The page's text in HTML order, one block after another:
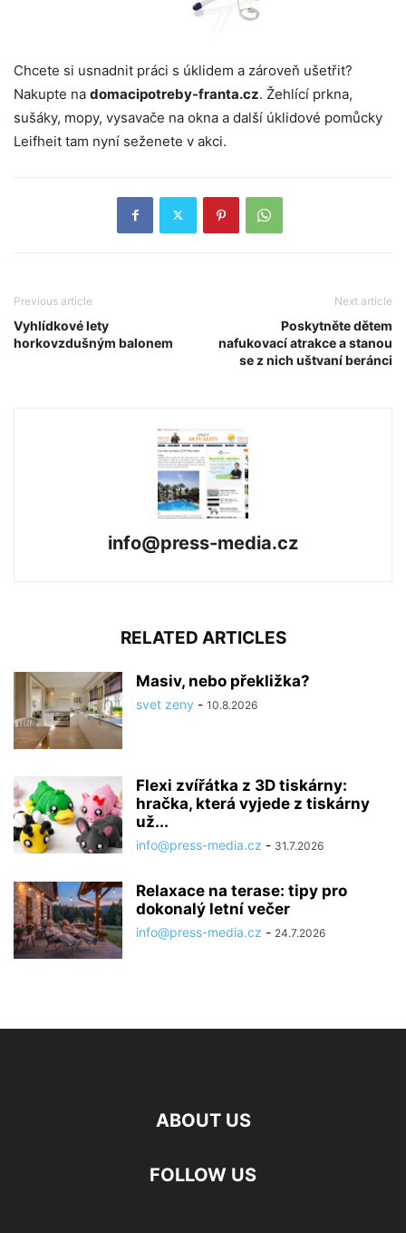
Chcete si usnadnit práci s úklidem a zároveň ušetřit?
Nakupte na domacipotreby-franta.cz. Žehlící prkna,
sušáky, mopy, vysavače na okna a další úklidové pomůcky
Leifheit tam nyní seženete v akci.
Previous article
Vyhlídkové lety
horkovzdušným balonem
Next article
Poskytněte dětem
nafukovací atrakce a stanou
se z nich uštvaní beránci
info@press-media.cz
RELATED ARTICLES
Masiv, nebo překližka?
svet zeny - 10.8.2026
Flexi zvířátka z 3D tiskárny:
hračka, která vyjede z tiskárny
už...
info@press-media.cz - 31.7.2026
Relaxace na terase: tipy pro
dokonalý letní večer
info@press-media.cz - 24.7.2026
ABOUT US
FOLLOW US